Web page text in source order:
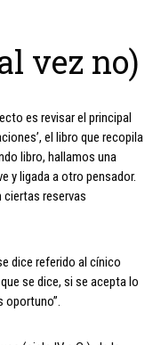
vez no)
es revisar el principal
el libro que recopila
libro, hallamos una
y ligada a otro pensador.
ciertas reservas
dice referido al cínico
se dice, si se acepta lo
oportuno”.